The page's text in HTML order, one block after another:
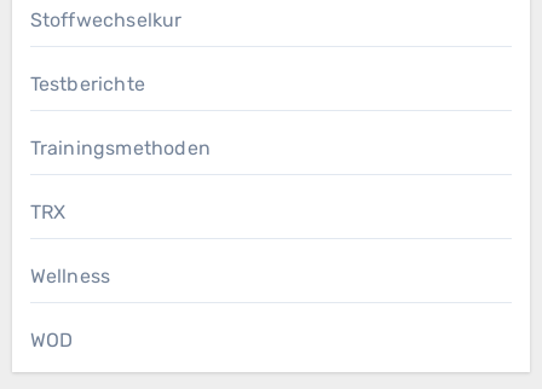
Stoffwechselkur
Testberichte
Trainingsmethoden
TRX
Wellness
WOD